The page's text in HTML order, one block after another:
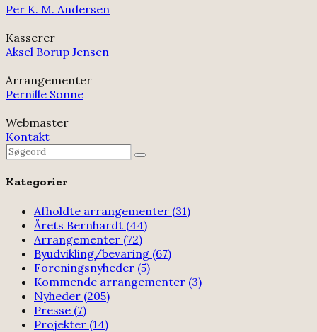
Per K. M. Andersen
Kasserer
Aksel Borup Jensen
Arrangementer
Pernille Sonne
Webmaster
Kontakt
Search
for:
Search
Kategorier
Afholdte arrangementer (31)
Årets Bernhardt (44)
Arrangementer (72)
Byudvikling/bevaring (67)
Foreningsnyheder (5)
Kommende arrangementer (3)
Nyheder (205)
Presse (7)
Projekter (14)